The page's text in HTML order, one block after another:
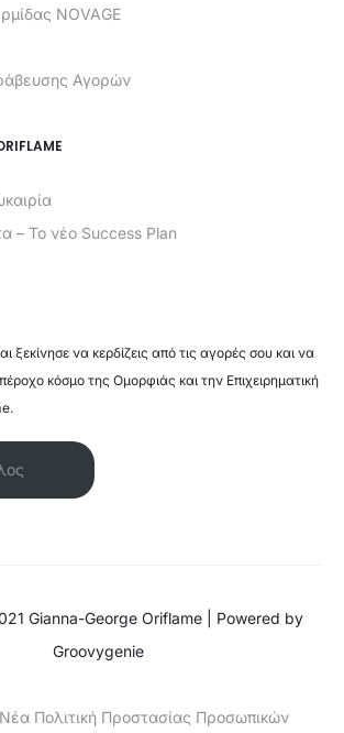
NOVAGE
Αγορών
– Το νέο Success Plan
ξεκίνησε να κερδίζεις από τις αγορές σου και να
κόσμο της Ομορφιάς και την Επιχειρηματική
Gianna-George Oriflame | Powered by
Groovygenie
Νέα Πολιτική Προστασίας Προσωπικών